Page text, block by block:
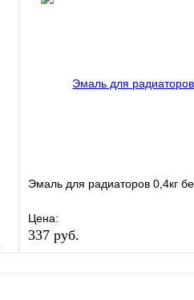
Эмаль для радиаторов 0,4кг
Цена:
337 руб.